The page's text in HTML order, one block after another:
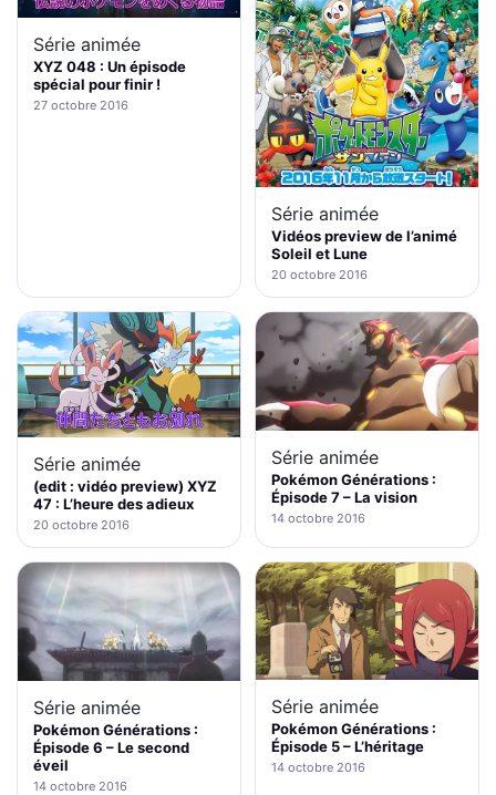
Série animée
XYZ 048 : Un épisode
spécial pour finir !
27 octobre 2016
Série animée
Vidéos preview de l’animé
Soleil et Lune
20 octobre 2016
Série animée
(edit : vidéo preview) XYZ
47 : L’heure des adieux
20 octobre 2016
Série animée
Pokémon Générations :
Épisode 7 – La vision
14 octobre 2016
Série animée
Pokémon Générations :
Épisode 6 – Le second
éveil
14 octobre 2016
Série animée
Pokémon Générations :
Épisode 5 – L’héritage
14 octobre 2016